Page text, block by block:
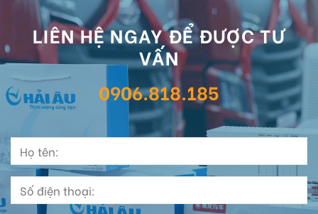
LIÊN HỆ NGAY ĐỂ ĐƯỢC TƯ
VẤN
0906.818.185